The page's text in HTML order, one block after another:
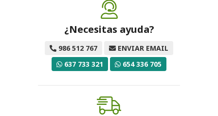
¿Necesitas ayuda?
986 512 767
ENVIAR EMAIL
637 733 321
654 336 705